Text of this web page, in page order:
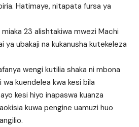
Hatimaye, nitapata fursa ya
23 alishtakiwa mwezi Machi
ya ubakaji na kukanusha kutekeleza
wengi kutilia shaka ni mbona
kuendelea kwa kesi bila
kesi hiyo inapaswa kuanza
kuwa pengine uamuzi huo